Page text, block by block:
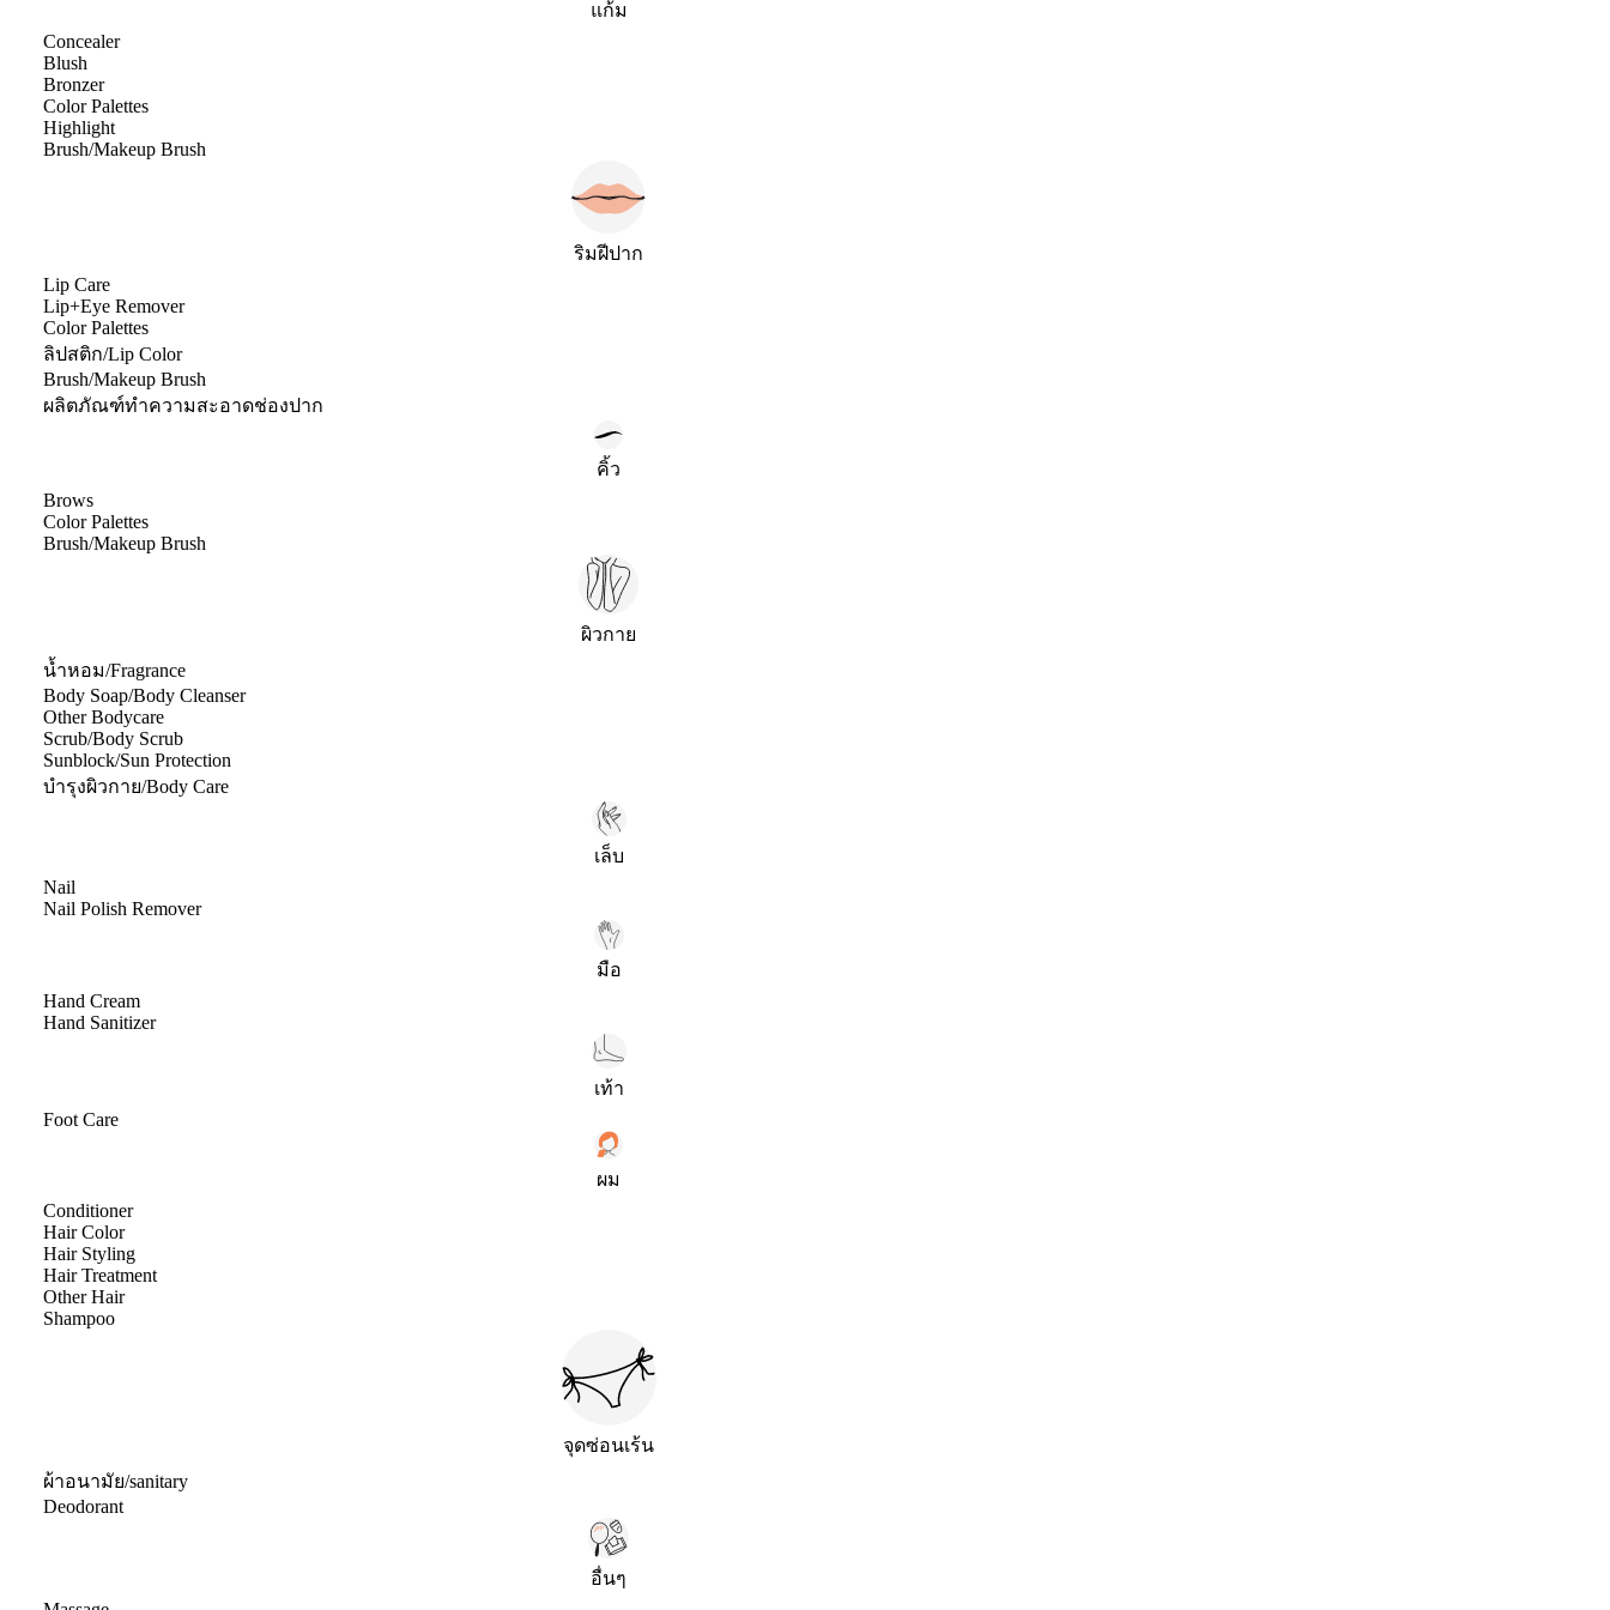
แก้ม
Concealer
Blush
Bronzer
Color Palettes
Highlight
Brush/Makeup Brush
ริมฝีปาก
Lip Care
Lip+Eye Remover
Color Palettes
ลิปสติก/Lip Color
Brush/Makeup Brush
ผลิตภัณฑ์ทำความสะอาดช่องปาก
คิ้ว
Brows
Color Palettes
Brush/Makeup Brush
ผิวกาย
น้ำหอม/Fragrance
Body Soap/Body Cleanser
Other Bodycare
Scrub/Body Scrub
Sunblock/Sun Protection
บำรุงผิวกาย/Body Care
เล็บ
Nail
Nail Polish Remover
มือ
Hand Cream
Hand Sanitizer
เท้า
Foot Care
ผม
Conditioner
Hair Color
Hair Styling
Hair Treatment
Other Hair
Shampoo
จุดซ่อนเร้น
ผ้าอนามัย/sanitary
Deodorant
อื่นๆ